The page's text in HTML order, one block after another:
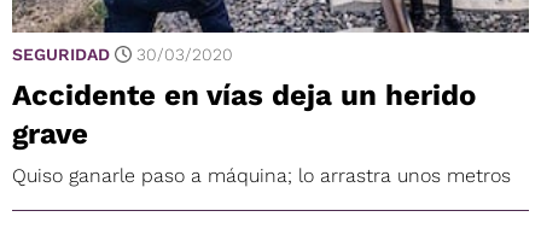
SEGURIDAD 30/03/2020
Accidente en vías deja un herido
grave
Quiso ganarle paso a máquina; lo arrastra unos metros